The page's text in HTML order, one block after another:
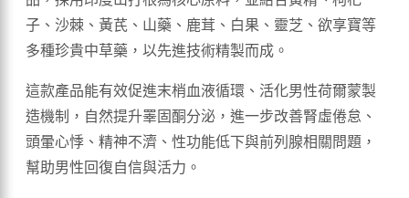
子、沙棘、黃芪、山藥、鹿茸、白果、靈芝、欲享寶等
多種珍貴中草藥，以先進技術精製而成。
這款產品能有效促進末梢血液循環、活化男性荷爾蒙製
造機制，自然提升睪固酮分泌，進一步改善腎虛倦怠、
頭暈心悸、精神不濟、性功能低下與前列腺相關問題，
幫助男性回復自信與活力。